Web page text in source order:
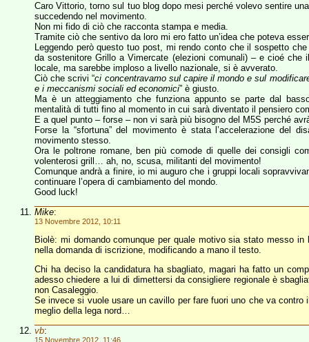
Caro Vittorio, torno sul tuo blog dopo mesi perché volevo sentire
succedendo nel movimento.
Non mi fido di ciò che racconta stampa e media.
Tramite ciò che sentivo da loro mi ero fatto un’idea che poteva
Leggendo però questo tuo post, mi rendo conto che il sospetto
da sostenitore Grillo a Vimercate (elezioni comunali) – e cioé
locale, ma sarebbe imploso a livello nazionale, si è avverato.
Ciò che scrivi “ci concentravamo sul capire il mondo e sul
e i meccanismi sociali ed economici” è giusto.
Ma è un atteggiamento che funziona appunto se parte dal
mentalità di tutti fino al momento in cui sarà diventato il pensiero
E a quel punto – forse – non vi sarà più bisogno del M5S perché
Forse la “sfortuna” del movimento è stata l’accelerazione del
movimento stesso.
Ora le poltrone romane, ben più comode di quelle dei consigli
volenterosi grill… ah, no, scusa, militanti del movimento!
Comunque andrà a finire, io mi auguro che i gruppi locali
continuare l’opera di cambiamento del mondo.
Good luck!
Mike:
13 Novembre 2012, 10:11
Biolè: mi domando comunque per quale motivo sia stato messo
nella domanda di iscrizione, modificando a mano il testo.
Chi ha deciso la candidatura ha sbagliato, magari ha fatto un
adesso chiedere a lui di dimettersi da consigliere regionale è
non Casaleggio.
Se invece si vuole usare un cavillo per fare fuori uno che va
meglio della lega nord…
vb:
15 Novembre 2012, 11:46